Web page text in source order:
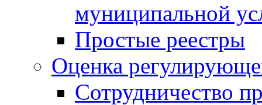
муниципальной
Простые реестры
Оценка
Сотрудничество